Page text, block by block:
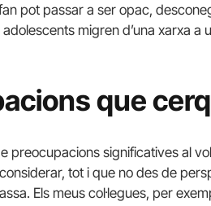
pot passar a ser opac,
migren d’una xarxa a
que
preocupacions significatives al
tot i que no des de
Els meus col·legues, per